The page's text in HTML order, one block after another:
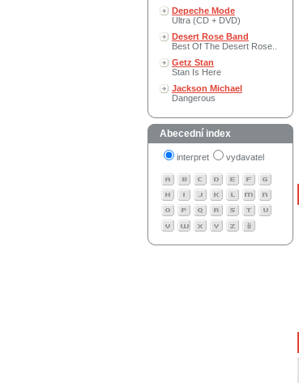
Depeche Mode
Ultra (CD + DVD)
Desert Rose Band
Best Of The Desert Rose..
Getz Stan
Stan Is Here
Jackson Michael
Dangerous
Abecední index
interpret vydavatel